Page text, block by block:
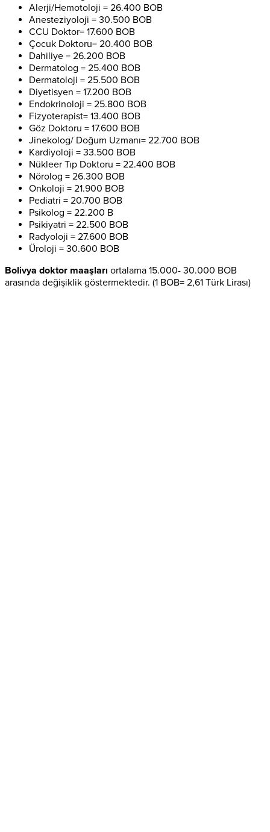
Alerji/Hemotoloji = 26.400 BOB
Anesteziyoloji = 30.500 BOB
CCU Doktor= 17.600 BOB
Çocuk Doktoru= 20.400 BOB
Dahiliye = 26.200 BOB
Dermatolog = 25.400 BOB
Dermatoloji = 25.500 BOB
Diyetisyen = 17.200 BOB
Endokrinoloji = 25.800 BOB
Fizyoterapist= 13.400 BOB
Göz Doktoru = 17.600 BOB
Jinekolog/ Doğum Uzmanı= 22.700 BOB
Kardiyoloji = 33.500 BOB
Nükleer Tıp Doktoru = 22.400 BOB
Nörolog = 26.300 BOB
Onkoloji = 21.900 BOB
Pediatri = 20.700 BOB
Psikolog = 22.200 B
Psikiyatri = 22.500 BOB
Radyoloji = 27.600 BOB
Üroloji = 30.600 BOB
Bolivya doktor maaşları ortalama 15.000- 30.000 BOB
arasında değişiklik göstermektedir. (1 BOB= 2,61 Türk Lirası)